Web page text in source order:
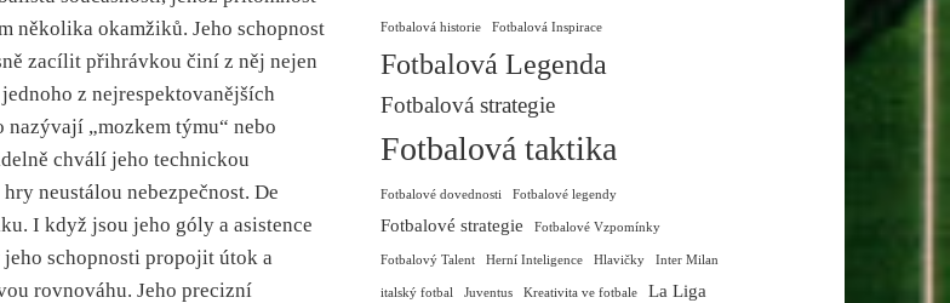
několika okamžiků. Jeho schopnost
zacílit přihrávkou činí z něj nejen
z nejrespektovanějších
nazývají „mozkem týmu“ nebo
chválí jeho technickou
neustálou nebezpečnost. De
I když jsou jeho góly a asistence
schopnosti propojit útok a
rovnováhu. Jeho precizní
Fotbalová historie Fotbalová Inspirace
Fotbalová Legenda
Fotbalová strategie
Fotbalová taktika
Fotbalové dovednosti Fotbalové legendy
Fotbalové strategie Fotbalové Vzpomínky
Fotbalový Talent Herní Inteligence Hlavičky Inter Milan
italský fotbal Juventus Kreativita ve fotbale La Liga